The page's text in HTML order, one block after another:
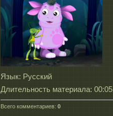
Язык: Русский
Длительность материала:
Всего комментариев: 0